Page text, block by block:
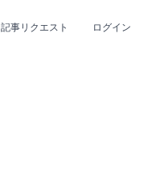
記事リクエスト ログイン